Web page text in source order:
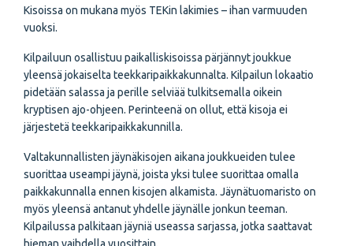
Kisoissa on mukana myös TEKin lakimies – ihan varmuuden
vuoksi.
Kilpailuun osallistuu paikalliskisoissa pärjännyt joukkue
yleensä jokaiselta teekkaripaikkakunnalta. Kilpailun lokaatio
pidetään salassa ja perille selviää tulkitsemalla oikein
kryptisen ajo-ohjeen. Perinteenä on ollut, että kisoja ei
järjestetä teekkaripaikkakunnilla.
Valtakunnallisten jäynäkisojen aikana joukkueiden tulee
suorittaa useampi jäynä, joista yksi tulee suorittaa omalla
paikkakunnalla ennen kisojen alkamista. Jäynätuomaristo on
myös yleensä antanut yhdelle jäynälle jonkun teeman.
Kilpailussa palkitaan jäyniä useassa sarjassa, jotka saattavat